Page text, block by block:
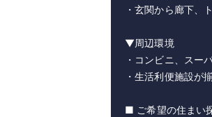
・玄関から廊下、
▼周辺環境
・コンビニ、スー
・生活利便施設が
■ ご希望の住ま